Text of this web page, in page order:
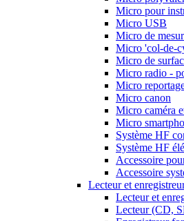
Micro pour
Micro USB
Micro de
Micro 'col-de-
Micro de
Micro radio -
Micro
Micro canon
Micro caméra
Micro
Système HF
Système HF
Accessoire
Accessoire
Lecteur et
Lecteur et
Lecteur (CD,